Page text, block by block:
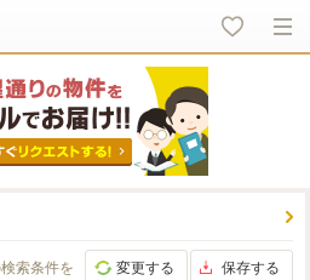
索条件を 変更する 保存する